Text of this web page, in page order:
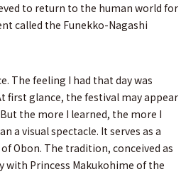
to return to the human world for
called the Funekko-Nagashi
The feeling I had that day was
glance, the festival may appear
the more I learned, the more I
a visual spectacle. It serves as a
Obon. The tradition, conceived as
with Princess Makukohime of the